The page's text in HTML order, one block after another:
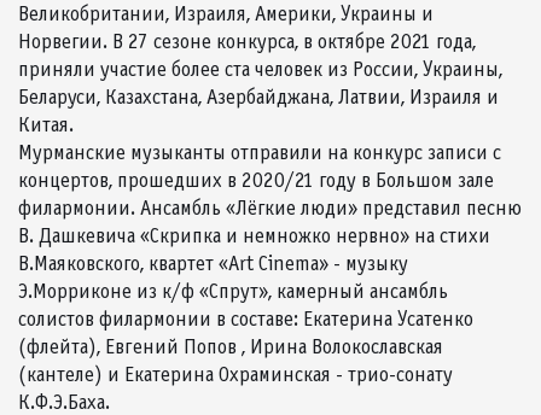
Великобритании, Израиля, Америки, Украины и
Норвегии. В 27 сезоне конкурса, в октябре 2021 года,
приняли участие более ста человек из России, Украины,
Беларуси, Казахстана, Азербайджана, Латвии, Израиля и
Китая.
Мурманские музыканты отправили на конкурс записи с
концертов, прошедших в 2020/21 году в Большом зале
филармонии. Ансамбль «Лёгкие люди» представил песню
В. Дашкевича «Скрипка и немножко нервно» на стихи
В.Маяковского, квартет «Art Cinema» - музыку
Э.Морриконе из к/ф «Спрут», камерный ансамбль
солистов филармонии в составе: Екатерина Усатенко
(флейта), Евгений Попов , Ирина Волокославская
(кантеле) и Екатерина Охраминская - трио-сонату
К.Ф.Э.Баха.